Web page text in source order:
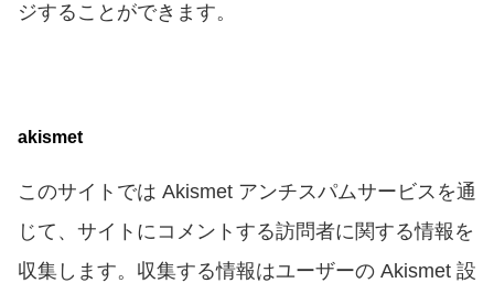
ジすることができます。
akismet
このサイトでは Akismet アンチスパムサービスを通
じて、サイトにコメントする訪問者に関する情報を
収集します。収集する情報はユーザーの Akismet 設